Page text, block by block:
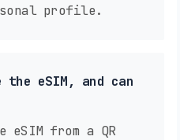
profile.
eSIM, and can
from a QR